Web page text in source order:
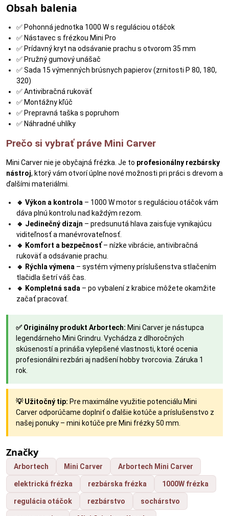
Obsah balenia
✅ Pohonná jednotka 1000 W s reguláciou otáčok
✅ Nástavec s frézkou Mini Pro
✅ Prídavný kryt na odsávanie prachu s otvorom 35 mm
✅ Pružný gumový unášač
✅ Sada 15 výmenných brúsnych papierov (zrnitosti P 80, 180,
320)
✅ Antivibračná rukoväť
✅ Montážny kľúč
✅ Prepravná taška s popruhom
✅ Náhradné uhlíky
Prečo si vybrať práve Mini Carver
Mini Carver nie je obyčajná frézka. Je to profesionálny rezbársky
nástroj, ktorý vám otvorí úplne nové možnosti pri práci s drevom a
ďalšími materiálmi.
🔹 Výkon a kontrola – 1000 W motor s reguláciou otáčok vám
dáva plnú kontrolu nad každým rezom.
🔹 Jedinečný dizajn – predsunutá hlava zaisťuje vynikajúcu
viditeľnosť a manévrovateľnosť.
🔹 Komfort a bezpečnosť– nízke vibrácie, antivibračná
rukoväť a odsávanie prachu.
🔹 Rýchla výmena – systém výmeny príslušenstva stlačením
tlačidla šetrí váš čas.
🔹 Kompletná sada – po vybalení z krabice môžete okamžite
začať pracovať.
✅ Originálny produkt Arbortech: Mini Carver je nástupca
legendárneho Mini Grindru. Vychádza z dlhoročných
skúseností a prináša vylepšené vlastnosti, ktoré ocenia
profesionálni rezbári aj nadšení hobby tvorcovia. Záruka 1
rok.
💡 Užitočný tip: Pre maximálne využitie potenciálu Mini
Carver odporúčame doplniť o ďalšie kotúče a príslušenstvo z
našej ponuky – mini kotúče pre Mini frézky 50 mm.
Značky
Arbortech Mini Carver Arbortech Mini Carver
elektrická frézka rezbárska frézka 1000W frézka
regulácia otáčok rezbárstvo sochárstvo